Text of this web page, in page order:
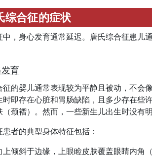
综合征的症状
中，身心发育通常延迟。唐氏综合征患儿
育
征的婴儿通常表现较为平静且被动，不会
时即存在心脏和胃肠缺陷，且多少存在些
颈褶）。然而，一些新生儿出生时没有
者的典型身体特征包括：
上倾斜于边缘，上眼睑皮肤覆盖眼睛内角（